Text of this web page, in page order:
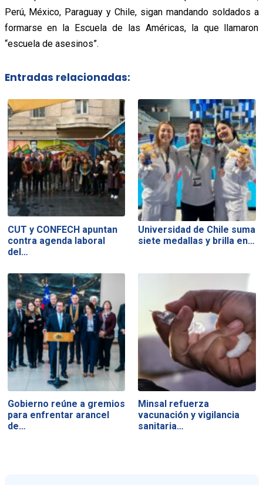
Perú, México, Paraguay y Chile, sigan mandando soldados a
formarse en la Escuela de las Américas, la que llamaron
“escuela de asesinos”.
Entradas relacionadas:
CUT y CONFECH apuntan
contra agenda laboral
del…
Universidad de Chile suma
siete medallas y brilla en…
Gobierno reúne a gremios
para enfrentar arancel
de…
Minsal refuerza
vacunación y vigilancia
sanitaria…